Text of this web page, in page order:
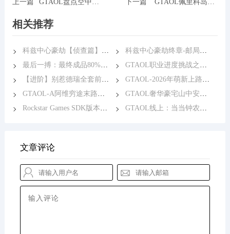
上一篇 GTAOL盘点空中别墅值不值得购买 下一篇 GTAOL佩里科岛加强后单刷教学
相关推荐
科兹中心豪劫【侦查篇】主次要目标+兴趣点
科兹中心豪劫终章-邮局进入方式
最后一搏：最终成品80%精准度职业挑战进度详解
GTAOL职业进度挑战之杰拉德与西米恩（干货）
【进阶】别惹德瑞全套前置玩法一镜到底
GTAOL-2026年萌新上路赚钱指南
GTAOL-A阿维穷途末路任务快速完成完整详解
GTAOL奢华豪宅山中安全屋12月登场
Rockstar Games SDK版本报错问题解决方案-已补充
GTAOL线上：当当钟农场突袭 最终章教程
文章评论